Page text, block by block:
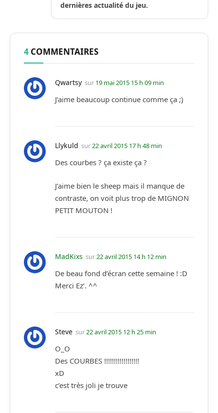
dernières actualité du jeu.
4 COMMENTAIRES
Qwartsy sur 19 mai 2015 15 h 09 min
J’aime beaucoup continue comme ça ;)
Llykuld sur22 avril 2015 17 h 48 min
Des courbes ? ça existe ça ?
J’aime bien le sheep mais il manque de
contraste, on voit plus trop de MIGNON
PETIT MOUTON !
MadKixs sur22 avril 2015 14 h 12 min
De beau fond d’écran cette semaine ! :D
Merci Ez’. ^^
Steve sur22 avril 2015 12 h 25 min
O_O
Des COURBES !!!!!!!!!!!!!!!!!!
xD
c’est très joli je trouve